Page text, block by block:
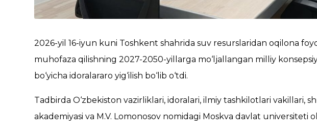
2026-yil 16-iyun kuni Toshkent shahrida suv resurslaridan oqilona
muhofaza qilishning 2027-2050-yillarga mo‘ljallangan milliy
bo‘yicha idoralararo yig‘ilish bo‘lib o‘tdi.
Tadbirda O‘zbekiston vazirliklari, idoralari, ilmiy tashkilotlari vakillari,
akademiyasi va M.V. Lomonosov nomidagi Moskva davlat universiteti